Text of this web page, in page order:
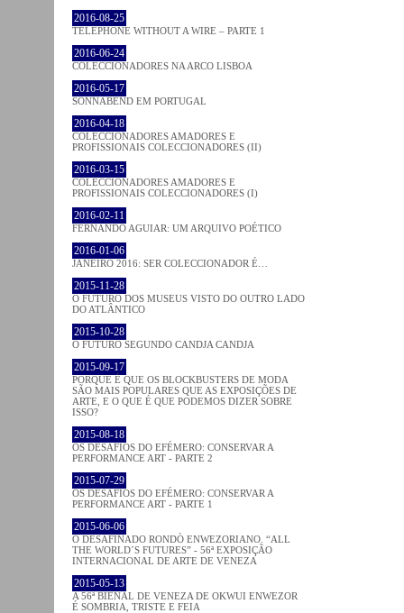
2016-08-25
TELEPHONE WITHOUT A WIRE – PARTE 1
2016-06-24
COLECCIONADORES NA ARCO LISBOA
2016-05-17
SONNABEND EM PORTUGAL
2016-04-18
COLECCIONADORES AMADORES E
PROFISSIONAIS COLECCIONADORES (II)
2016-03-15
COLECCIONADORES AMADORES E
PROFISSIONAIS COLECCIONADORES (I)
2016-02-11
FERNANDO AGUIAR: UM ARQUIVO POÉTICO
2016-01-06
JANEIRO 2016: SER COLECCIONADOR É…
2015-11-28
O FUTURO DOS MUSEUS VISTO DO OUTRO LADO
DO ATLÂNTICO
2015-10-28
O FUTURO SEGUNDO CANDJA CANDJA
2015-09-17
PORQUE É QUE OS BLOCKBUSTERS DE MODA
SÃO MAIS POPULARES QUE AS EXPOSIÇÕES DE
ARTE, E O QUE É QUE PODEMOS DIZER SOBRE
ISSO?
2015-08-18
OS DESAFIOS DO EFÉMERO: CONSERVAR A
PERFORMANCE ART - PARTE 2
2015-07-29
OS DESAFIOS DO EFÉMERO: CONSERVAR A
PERFORMANCE ART - PARTE 1
2015-06-06
O DESAFINADO RONDÒ ENWEZORIANO. “ALL
THE WORLD´S FUTURES” - 56ª EXPOSIÇÃO
INTERNACIONAL DE ARTE DE VENEZA
2015-05-13
A 56ª BIENAL DE VENEZA DE OKWUI ENWEZOR
É SOMBRIA, TRISTE E FEIA